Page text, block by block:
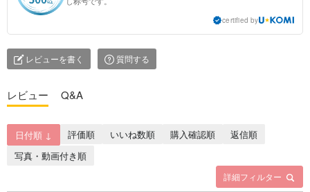
certified by
レビューを書く 質問する
レビュー Q&A
詳細フィルター
日付順 ↓ 評価順 いいね数順 購入確認順
返信順
写真・動画付き順